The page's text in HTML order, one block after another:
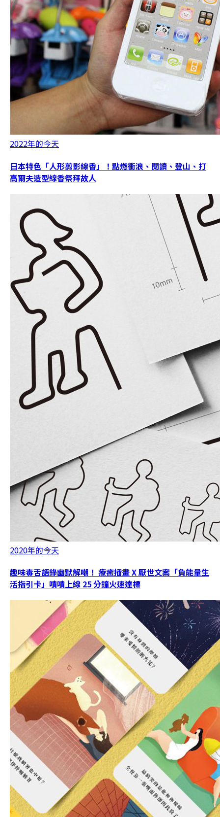
2022年的今天
日本特色「人形剪影線香」！點燃衝浪、閱讀、登山、打
高爾夫造型線香祭拜故人
2020年的今天
趣味毒舌語錄幽默解嘲！ 療癒插畫 X 厭世文案「負能量生
活指引卡」嘖嘖上線 25 分鐘火速達標